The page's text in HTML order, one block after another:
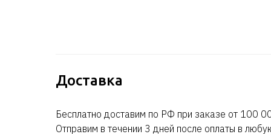
Доставка
Бесплатно доставим по РФ при заказе от 100
Отправим в течении 3 дней после оплаты в